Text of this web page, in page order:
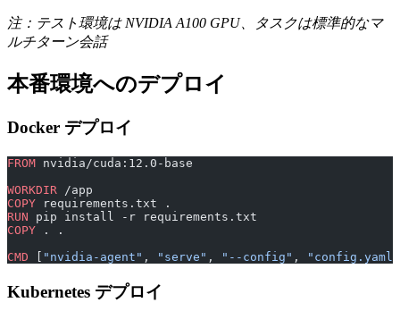
注：テスト環境は NVIDIA A100 GPU、タスクは標準的なマ
ルチターン会話
本番環境へのデプロイ
Docker デプロイ
FROM nvidia/cuda:12.0-base
WORKDIR /app
COPY requirements.txt .
RUN pip install -r requirements.txt
COPY . .
CMD
"nvidia-agent" , "serve" , "--config" , "config.yaml"
Kubernetes デプロイ